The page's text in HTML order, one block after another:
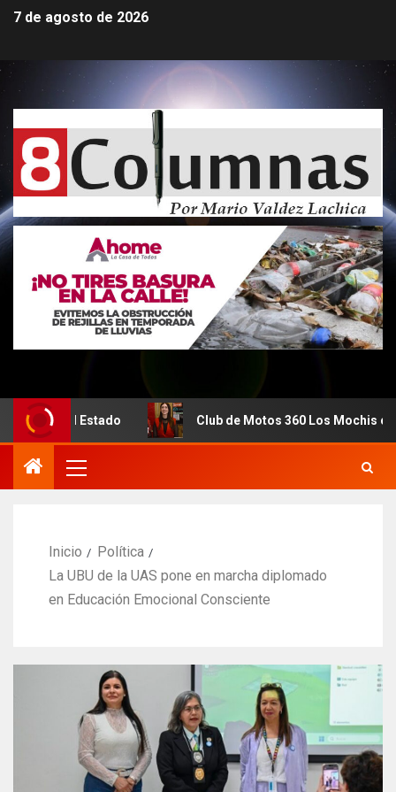
7 de agosto de 2026
Club de Motos 360 Los Mochis celebra 7mo.
Inicio
Política
La UBU de la UAS pone en marcha diplomado
en Educación Emocional Consciente